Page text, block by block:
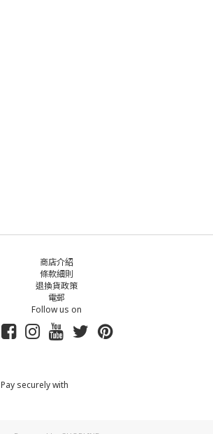
商店介紹
條款細則
退換貨政策
電郵
Follow us on
Pay securely with